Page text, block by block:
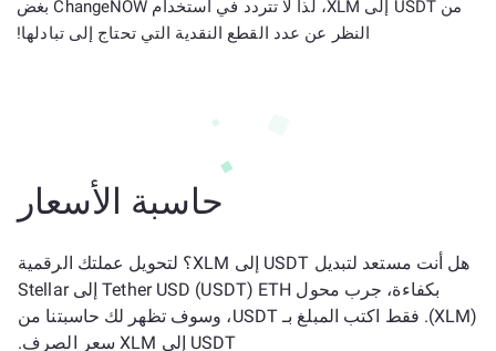
من USDT إلى XLM، لذا لا تتردد في استخدام ChangeNOW بغض
النظر عن عدد القطع النقدية التي تحتاج إلى تبادلها!
حاسبة الأسعار
هل أنت مستعد لتبديل USDT إلى XLM؟ لتحويل عملتك الرقمية
بكفاءة، جرب محول Tether USD (USDT) ETH إلى Stellar
(XLM). فقط اكتب المبلغ بـ USDT، وسوف تظهر لك حاسبتنا من
USDT إلى XLM سعر الصرف.